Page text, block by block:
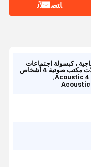
ﺎﺘﺼﻟ ﺍﻶﻧ
، كبسولة اجتماعات
Acoustic 4
,
Acoustic